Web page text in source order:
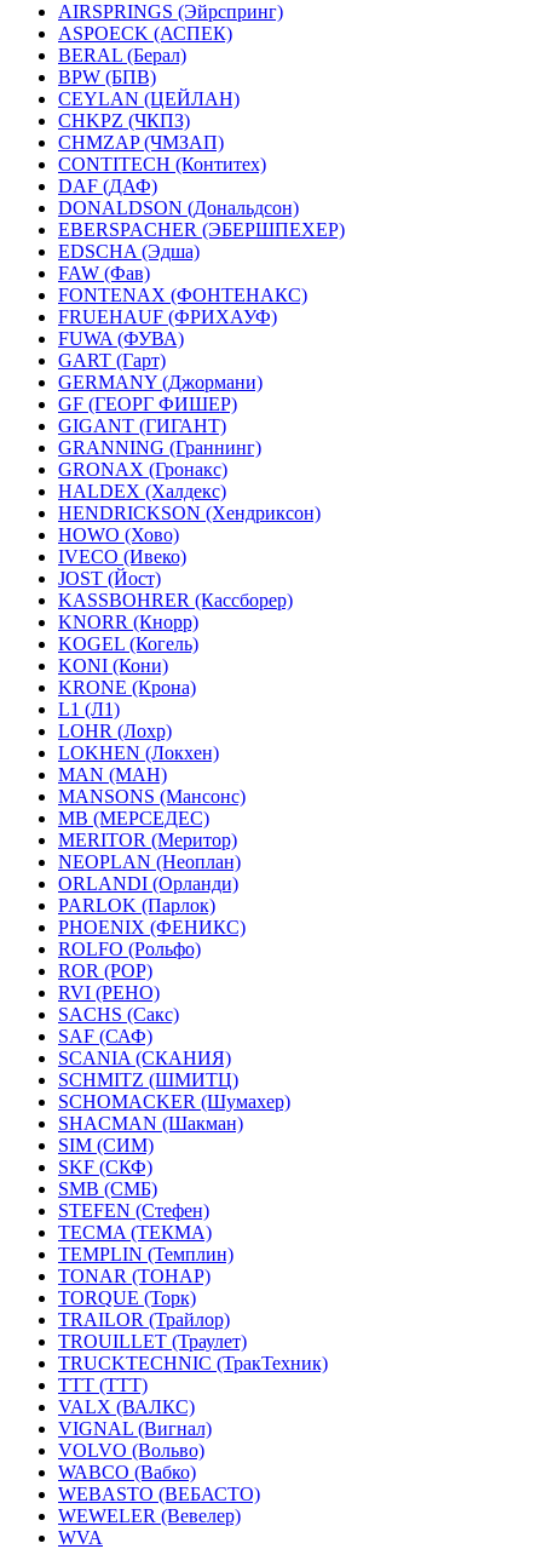
AIRSPRINGS (Эйрспринг)
ASPOECK (АСПЕК)
BERAL (Берал)
BPW (БПВ)
CEYLAN (ЦЕЙЛАН)
CHKPZ (ЧКПЗ)
CHMZAP (ЧМЗАП)
CONTITECH (Контитех)
DAF (ДАФ)
DONALDSON (Дональдсон)
EBERSPACHER (ЭБЕРШПЕХЕР)
EDSCHA (Эдша)
FAW (Фав)
FONTENAX (ФОНТЕНАКС)
FRUEHAUF (ФРИХАУФ)
FUWA (ФУВА)
GART (Гарт)
GERMANY (Джормани)
GF (ГЕОРГ ФИШЕР)
GIGANT (ГИГАНТ)
GRANNING (Граннинг)
GRONAX (Гронакс)
HALDEX (Халдекс)
HENDRICKSON (Хендриксон)
HOWO (Хово)
IVECO (Ивеко)
JOST (Йост)
KASSBOHRER (Касcборер)
KNORR (Кнорр)
KOGEL (Когель)
KONI (Кони)
KRONE (Крона)
L1 (Л1)
LOHR (Лохр)
LOKHEN (Локхен)
MAN (МАН)
MANSONS (Мансонс)
MB (МЕРСЕДЕС)
MERITOR (Меритор)
NEOPLAN (Неоплан)
ORLANDI (Орланди)
PARLOK (Парлок)
PHOENIX (ФЕНИКС)
ROLFO (Рольфо)
ROR (РОР)
RVI (РЕНО)
SACHS (Сакс)
SAF (САФ)
SCANIA (СКАНИЯ)
SCHMITZ (ШМИТЦ)
SCHOMACKER (Шумахер)
SHACMAN (Шакман)
SIM (СИМ)
SKF (СКФ)
SMB (СМБ)
STEFEN (Стефен)
TECMA (ТЕКМА)
TEMPLIN (Темплин)
TONAR (ТОНАР)
TORQUE (Торк)
TRAILOR (Трайлор)
TROUILLET (Траулет)
TRUCKTECHNIC (ТракТехник)
TTT (ТТТ)
VALX (ВАЛКС)
VIGNAL (Вигнал)
VOLVO (Вольво)
WABCO (Вабко)
WEBASTO (ВЕБАСТО)
WEWELER (Вевелер)
WVA